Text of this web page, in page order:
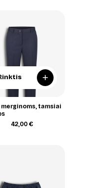
+
merginoms, tamsiai
42,00 €